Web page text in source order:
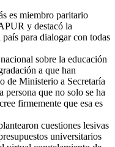
es miembro paritario
y destacó la
para dialogar con todas
sobre la educación
a que han
de Ministerio a Secretaría
persona que no solo se ha
firmemente que esa es
cuestiones lesivas
universitarios